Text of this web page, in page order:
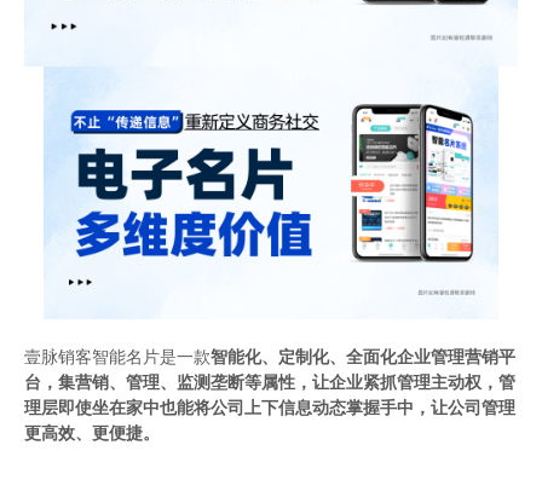
壹脉销客智能名片是一款智能化、 定制化、 全面化企业管理营销平
台，集营销、管理、监测垄断等属性，让企业紧抓管理主动权，管
理层即使坐在家中也能将公司上下信息动态掌握手中，让公司管理
更高效、更便捷。